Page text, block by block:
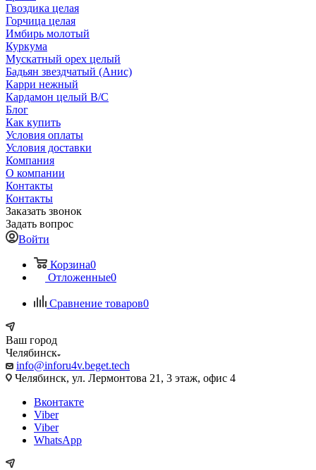
Гвоздика целая
Горчица целая
Имбирь молотый
Куркума
Мускатный орех целый
Бадьян звездчатый (Анис)
Карри нежный
Кардамон целый В/С
Блог
Как купить
Условия оплаты
Условия доставки
Компания
О компании
Контакты
Контакты
Заказать звонок
Задать вопрос
Войти
Корзина0
Отложенные0
Сравнение товаров0
Ваш город
Челябинск
info@inforu4v.beget.tech
Челябинск, ул. Лермонтова 21, 3 этаж, офис 4
Вконтакте
Viber
Viber
WhatsApp